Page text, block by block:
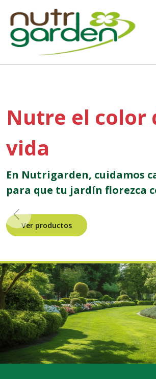
Nutre el color
vida
En Nutrigarden, cuidamos
para que tu jardín florezca
Ver productos